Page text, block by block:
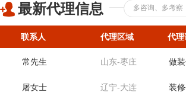
最新代理信息 多咨询、多考察
联系人 代理区域 代理
李润喜 陕西-榆林 店
常先生 山东-枣庄 做
屠女士 辽宁-大连 装
朱海洋 河南-周口 店